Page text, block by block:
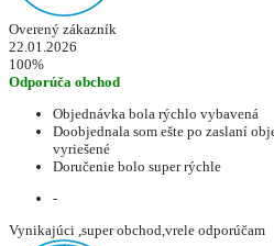
Overený zákazník
22.01.2026
100%
Odporúča obchod
Objednávka bola rýchlo vybavená
Doobjednala som ešte po zaslaní
vyriešené
Doručenie bolo super rýchle
-
Vynikajúci ,super obchod,vrele odporúčam